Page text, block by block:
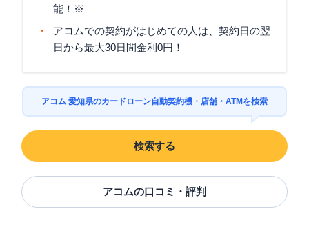
能！※
アコムでの契約がはじめての人は、契約日の翌
日から最大30日間金利0円！
アコム 愛知県のカードローン自動契約機・店舗・ATMを検索
検索する
アコムの口コミ・評判